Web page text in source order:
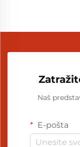
Naš
E-pošta